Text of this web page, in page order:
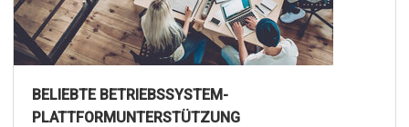
BELIEBTE BETRIEBSSYSTEM-
PLATTFORMUNTERSTÜTZUNG